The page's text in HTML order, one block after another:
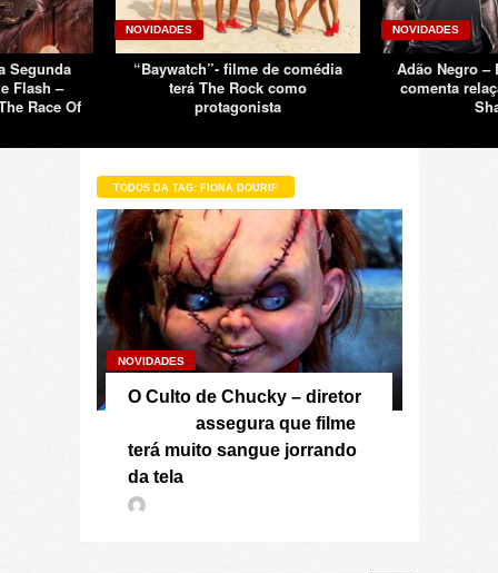
Segunda
Flash –
Race Of
NOVIDADES
“Baywatch”- filme de comédia
terá The Rock como
protagonista
NOVIDADES
Adão Negro –
comenta
TODOS DA TAG: FIONA DOURIF
NOVIDADES
O Culto de Chucky – diretor
assegura que filme
terá muito sangue jorrando
da tela